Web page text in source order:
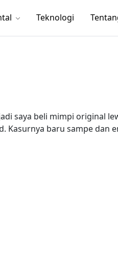
Teknologi
saya beli mimpi original
Kasurnya baru sampe dan